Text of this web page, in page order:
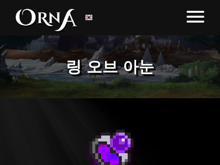
링 오브 아눈